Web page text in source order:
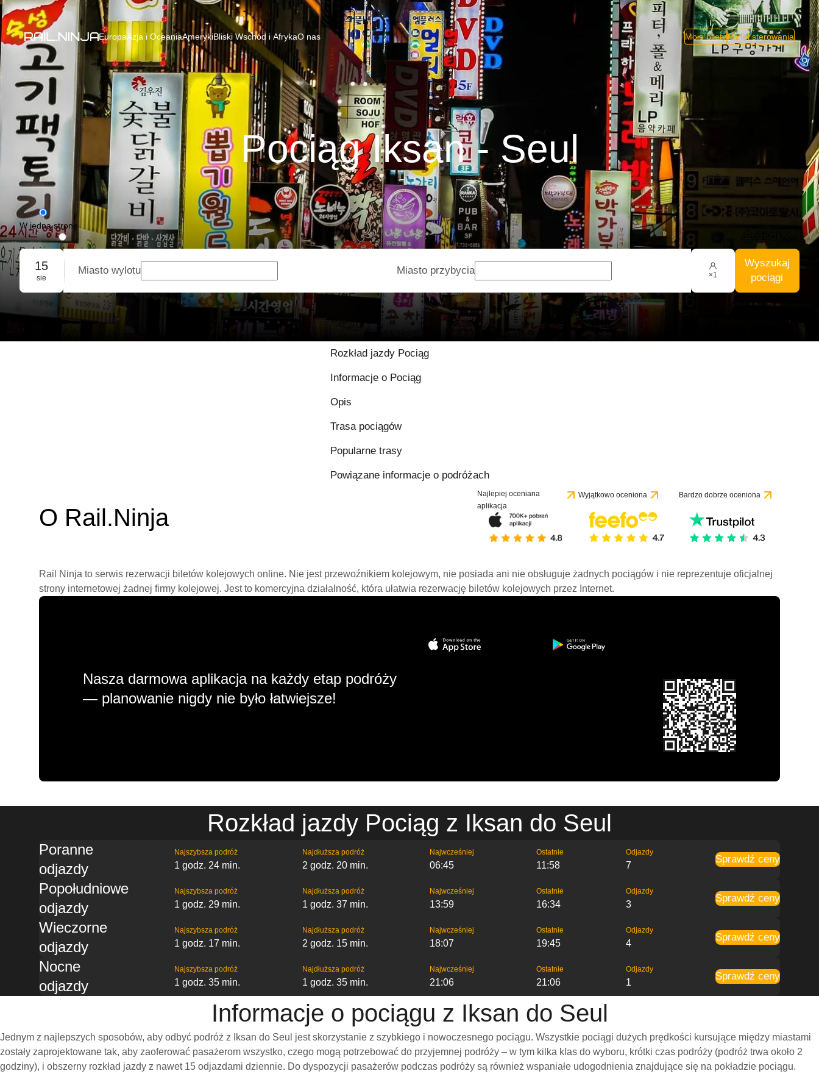
EuropaAzja i OceaniaAmerykiBliski Wschód i AfrykaO nas Moje biletyPanel sterowania
Pociąg Iksan - Seul
W jedną stronę
Podróż w obie strony
Rezerwacja grupowa
15
sie
Miasto wylotu Miasto przybycia ×1
Wyszukaj
pociągi
Rozkład jazdy Pociąg
Informacje o Pociąg
Opis
Trasa pociągów
Popularne trasy
Powiązane informacje o podróżach
O Rail.Ninja
Najlepiej oceniana
aplikacja
Wyjątkowo oceniona Bardzo dobrze oceniona
Rail Ninja to serwis rezerwacji biletów kolejowych online. Nie jest przewoźnikiem kolejowym, nie posiada ani nie obsługuje żadnych pociągów i nie reprezentuje oficjalnej
strony internetowej żadnej firmy kolejowej. Jest to komercyjna działalność, która ułatwia rezerwację biletów kolejowych przez Internet.
Nasza darmowa aplikacja na każdy etap podróży
— planowanie nigdy nie było łatwiejsze!
Rozkład jazdy Pociąg z Iksan do Seul
Poranne
odjazdy
Najszybsza podróż
1 godz. 24 min.
Najdłuższa podróż
2 godz. 20 min.
Najwcześniej
06:45
Ostatnie
11:58
Odjazdy
7
Sprawdź ceny
Popołudniowe
odjazdy
Najszybsza podróż
1 godz. 29 min.
Najdłuższa podróż
1 godz. 37 min.
Najwcześniej
13:59
Ostatnie
16:34
Odjazdy
3
Sprawdź ceny
Wieczorne
odjazdy
Najszybsza podróż
1 godz. 17 min.
Najdłuższa podróż
2 godz. 15 min.
Najwcześniej
18:07
Ostatnie
19:45
Odjazdy
4
Sprawdź ceny
Nocne
odjazdy
Najszybsza podróż
1 godz. 35 min.
Najdłuższa podróż
1 godz. 35 min.
Najwcześniej
21:06
Ostatnie
21:06
Odjazdy
1
Sprawdź ceny
Informacje o pociągu z Iksan do Seul
Jednym z najlepszych sposobów, aby odbyć podróż z Iksan do Seul jest skorzystanie z szybkiego i nowoczesnego pociągu. Wszystkie pociągi dużych prędkości kursujące między miastami
zostały zaprojektowane tak, aby zaoferować pasażerom wszystko, czego mogą potrzebować do przyjemnej podróży – w tym kilka klas do wyboru, krótki czas podróży (podróż trwa około 2
godziny), i obszerny rozkład jazdy z nawet 15 odjazdami dziennie. Do dyspozycji pasażerów podczas podróży są również wspaniałe udogodnienia znajdujące się na pokładzie pociągu.